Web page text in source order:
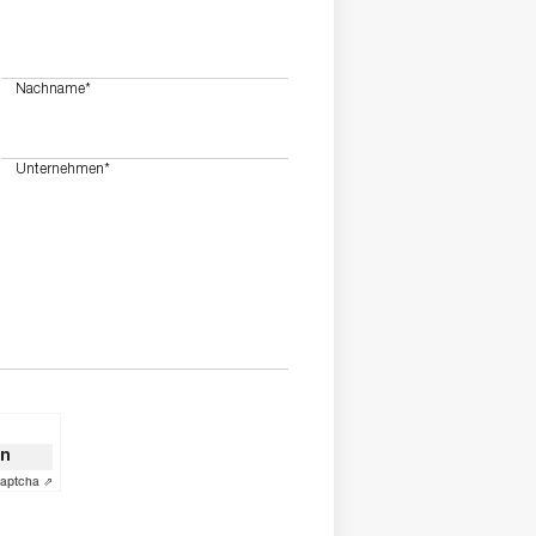
Nachname*
Unternehmen*
⇗